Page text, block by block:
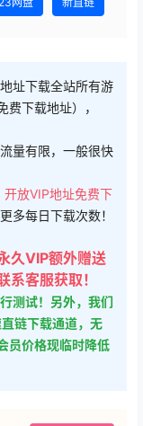
址下载全站所有游
下载地址），
量有限，一般很快
开放VIP地址免费下
多每日下载次数！
久VIP额外赠送
客服获取！
测试！另外，我们
链下载通道，无
员价格现临时降低